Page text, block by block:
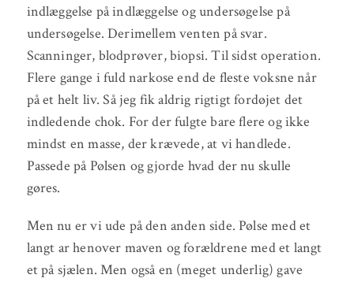
indlæggelse på indlæggelse og undersøgelse på
undersøgelse. Derimellem venten på svar.
Scanninger, blodprøver, biopsi. Til sidst operation.
Flere gange i fuld narkose end de fleste voksne når
på et helt liv. Så jeg fik aldrig rigtigt fordøjet det
indledende chok. For der fulgte bare flere og ikke
mindst en masse, der krævede, at vi handlede.
Passede på Pølsen og gjorde hvad der nu skulle
gøres.
Men nu er vi ude på den anden side. Pølse med et
langt ar henover maven og forældrene med et langt
et på sjælen. Men også en (meget underlig) gave